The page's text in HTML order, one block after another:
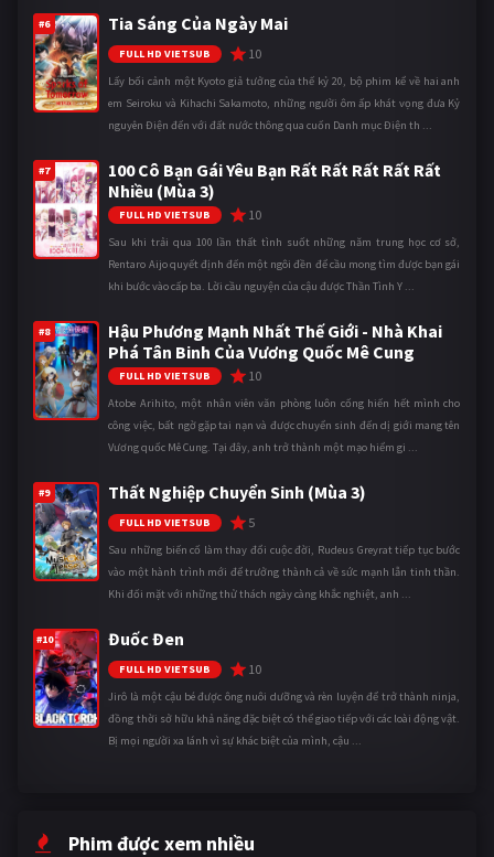
#6 Tia Sáng Của Ngày Mai
FULL HD VIETSUB 10
Lấy bối cảnh một Kyoto giả tưởng của thế kỷ 20, bộ phim kể về hai anh
em Seiroku và Kihachi Sakamoto, những người ôm ấp khát vọng đưa Kỷ
nguyên Điện đến với đất nước thông qua cuốn Danh mục Điện th ...
#7
100 Cô Bạn Gái Yêu Bạn Rất Rất Rất Rất Rất
Nhiều (Mùa 3)
FULL HD VIETSUB 10
Sau khi trải qua 100 lần thất tình suốt những năm trung học cơ sở,
Rentaro Aijo quyết định đến một ngôi đền để cầu mong tìm được bạn gái
khi bước vào cấp ba. Lời cầu nguyện của cậu được Thần Tình Y ...
#8
Hậu Phương Mạnh Nhất Thế Giới - Nhà Khai
Phá Tân Binh Của Vương Quốc Mê Cung
FULL HD VIETSUB 10
Atobe Arihito, một nhân viên văn phòng luôn cống hiến hết mình cho
công việc, bất ngờ gặp tai nạn và được chuyển sinh đến dị giới mang tên
Vương quốc Mê Cung. Tại đây, anh trở thành một mạo hiểm gi ...
#9 Thất Nghiệp Chuyển Sinh (Mùa 3)
FULL HD VIETSUB 5
Sau những biến cố làm thay đổi cuộc đời, Rudeus Greyrat tiếp tục bước
vào một hành trình mới để trưởng thành cả về sức mạnh lẫn tinh thần.
Khi đối mặt với những thử thách ngày càng khắc nghiệt, anh ...
#10 Đuốc Đen
FULL HD VIETSUB 10
Jirô là một cậu bé được ông nuôi dưỡng và rèn luyện để trở thành ninja,
đồng thời sở hữu khả năng đặc biệt có thể giao tiếp với các loài động vật.
Bị mọi người xa lánh vì sự khác biệt của mình, cậu ...
Phim được xem nhiều